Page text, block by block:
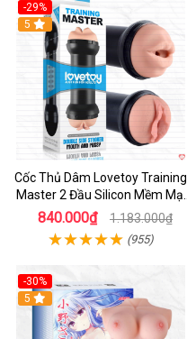
-29%
Hot
5
Cốc Thủ Dâm Lovetoy Training
Master 2 Đầu Silicon Mềm Mại
Tiện Lợi
840.000₫ 1.183.000₫
(955)
-30%
Hot
5